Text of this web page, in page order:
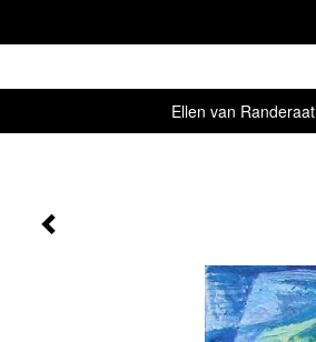
Ellen van Randeraat